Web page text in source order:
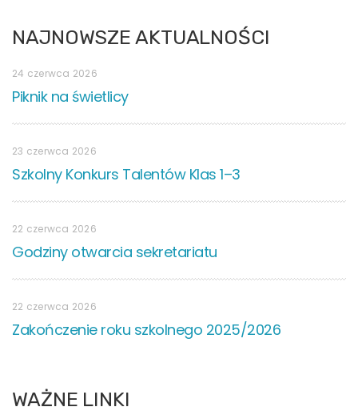
NAJNOWSZE AKTUALNOŚCI
24 czerwca 2026
Piknik na świetlicy
23 czerwca 2026
Szkolny Konkurs Talentów Klas 1–3
22 czerwca 2026
Godziny otwarcia sekretariatu
22 czerwca 2026
Zakończenie roku szkolnego 2025/2026
WAŻNE LINKI